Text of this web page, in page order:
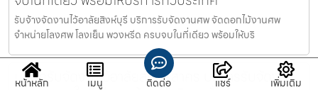
รับจ้างจัดงานไว้อาลัยสิงห์บุรี บริการรับจัดงานศพ จัดดอกไม้งานศพ
จำหน่ายโลงศพ โลงเย็น พวงหรีด ครบจบในที่เดียว พร้อมให้บริ
บริษัทรับจัดงานไว้อาลัยสมุทรสาคร บริการรับจัดงาน
หน้าหลัก เมนู ติดต่อ แชร์ เพิ่มเติม